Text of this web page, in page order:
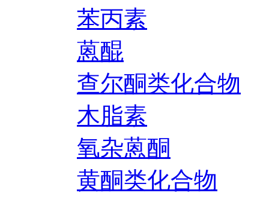
苯丙素
蒽醌
查尔酮类化合物
木脂素
氧杂蒽酮
黄酮类化合物